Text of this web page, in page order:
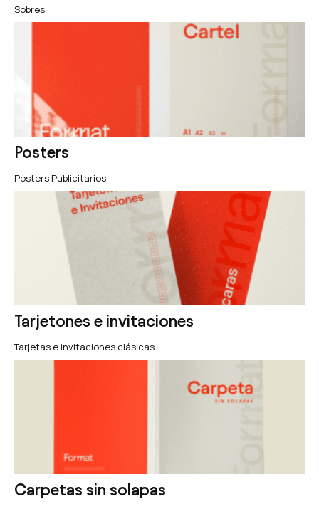
Sobres
Posters
Posters Publicitarios
Tarjetones e invitaciones
Tarjetas e invitaciones clásicas
Carpetas sin solapas